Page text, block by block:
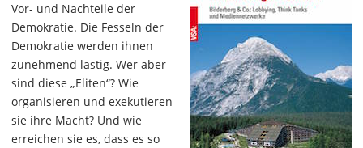
Vor- und Nachteile der
Demokratie. Die Fesseln der
Demokratie werden ihnen
zunehmend lästig. Wer aber
sind diese „Eliten“? Wie
organisieren und exekutieren
sie ihre Macht? Und wie
erreichen sie es, dass es so